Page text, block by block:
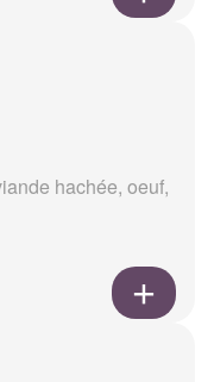
hachée, oeuf,